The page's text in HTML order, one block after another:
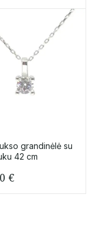
grandinėlė su
42 cm
€